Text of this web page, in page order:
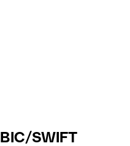
SWIFT